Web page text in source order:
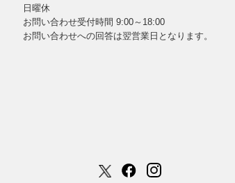
日曜休
お問い合わせ受付時間 9:00～18:00
お問い合わせへの回答は翌営業日となります。